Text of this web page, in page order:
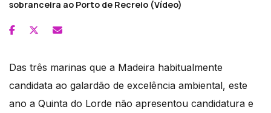
sobranceira ao Porto de Recreio (Vídeo)
Das três marinas que a Madeira habitualmente
candidata ao galardão de excelência ambiental, este
ano a Quinta do Lorde não apresentou candidatura e